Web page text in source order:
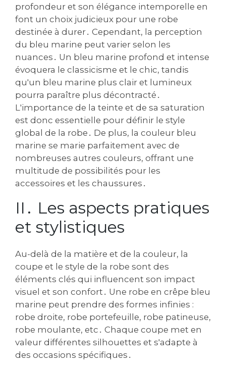
profondeur et son élégance intemporelle en
font un choix judicieux pour une robe
destinée à durer․ Cependant‚ la perception
du bleu marine peut varier selon les
nuances․ Un bleu marine profond et intense
évoquera le classicisme et le chic‚ tandis
qu'un bleu marine plus clair et lumineux
pourra paraître plus décontracté․
L'importance de la teinte et de sa saturation
est donc essentielle pour définir le style
global de la robe․ De plus‚ la couleur bleu
marine se marie parfaitement avec de
nombreuses autres couleurs‚ offrant une
multitude de possibilités pour les
accessoires et les chaussures․
II․ Les aspects pratiques
et stylistiques
Au-delà de la matière et de la couleur‚ la
coupe et le style de la robe sont des
éléments clés qui influencent son impact
visuel et son confort․ Une robe en crêpe bleu
marine peut prendre des formes infinies :
robe droite‚ robe portefeuille‚ robe patineuse‚
robe moulante‚ etc․ Chaque coupe met en
valeur différentes silhouettes et s'adapte à
des occasions spécifiques․